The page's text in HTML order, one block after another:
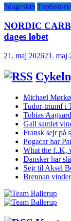
3dagesløb Tophistorie
NORDIC
dages løbet
21. maj 202621. maj
Michael
Tudor-triumf i
Tobias
Gall samlet
Fransk sejr på
Pogacar har
What the f..K,
Dansker har
Sejr til Aksel
Brennan